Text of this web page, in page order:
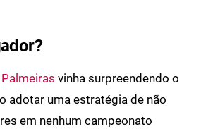
Palmeiras vinha surpreendendo o
adotar uma estratégia de não
em nenhum campeonato